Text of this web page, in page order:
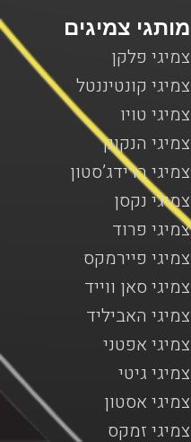
מותגי צמיגים
צמיגי פלקן
צמיגי קונטיננטל
צמיגי טויו
צמיגי הנקוק
צמיגי ברידג’סטון
צמיגי נקסן
צמיגי פרוד
צמיגי פיירמקס
צמיגי סאן ווייד
צמיגי האביליד
צמיגי אפטני
צמיגי גיטי
צמיגי אסטון
צמיגי זמקס